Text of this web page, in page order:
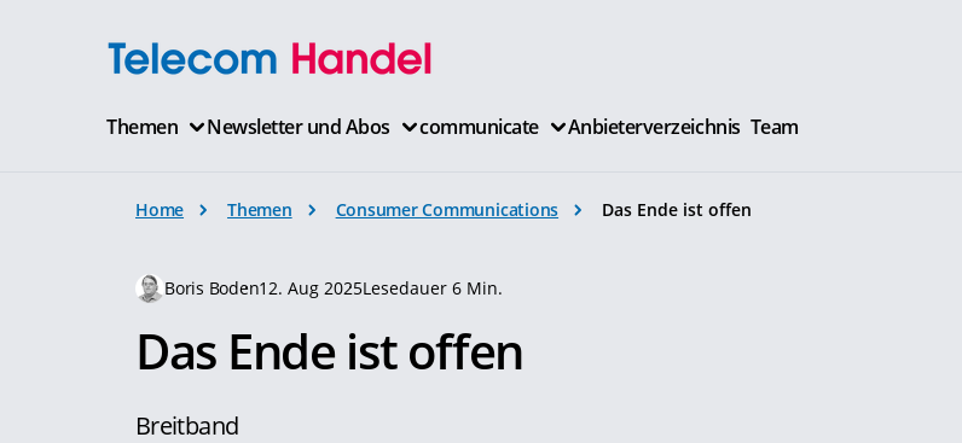
Themen Newsletter und Abos communicate Anbieterverzeichnis Team
Home Themen Consumer Communications Das Ende ist offen
Boris Boden12. Aug 2025Lesedauer 6 Min.
Das Ende ist offen
Breitband